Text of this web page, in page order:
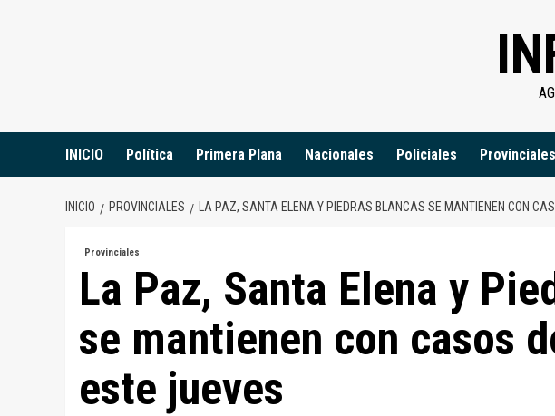
INICIO Política Primera Plana Nacionales Policiales Provinciales
INICIO PROVINCIALES LA PAZ, SANTA ELENA Y PIEDRAS BLANCAS SE MANTIENEN CON
Provinciales
La Paz, Santa Elena y
se mantienen con casos
este jueves